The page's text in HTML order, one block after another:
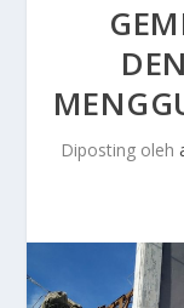
Diposting oleh